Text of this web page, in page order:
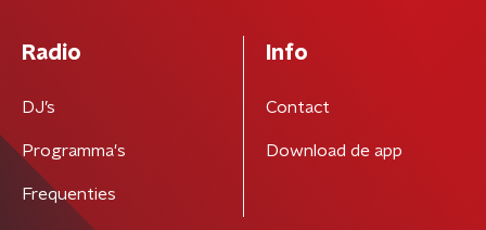
Radio
DJ’s
Programma's
Frequenties
Info
Contact
Download de app